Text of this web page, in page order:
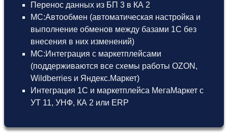
Перенос данных из БП 3 в КА 2
МС:Автообмен (автоматическая настройка и
выполнение обменов между базами 1С без
внесения в них изменений)
МС:Интеграция с маркетплейсами
(поддерживаются все схемы работы OZON,
Wildberries и Яндекс.Маркет)
Интеграция 1С и маркетплейса МегаМаркет с
УТ 11, УНФ, КА 2 или ERP